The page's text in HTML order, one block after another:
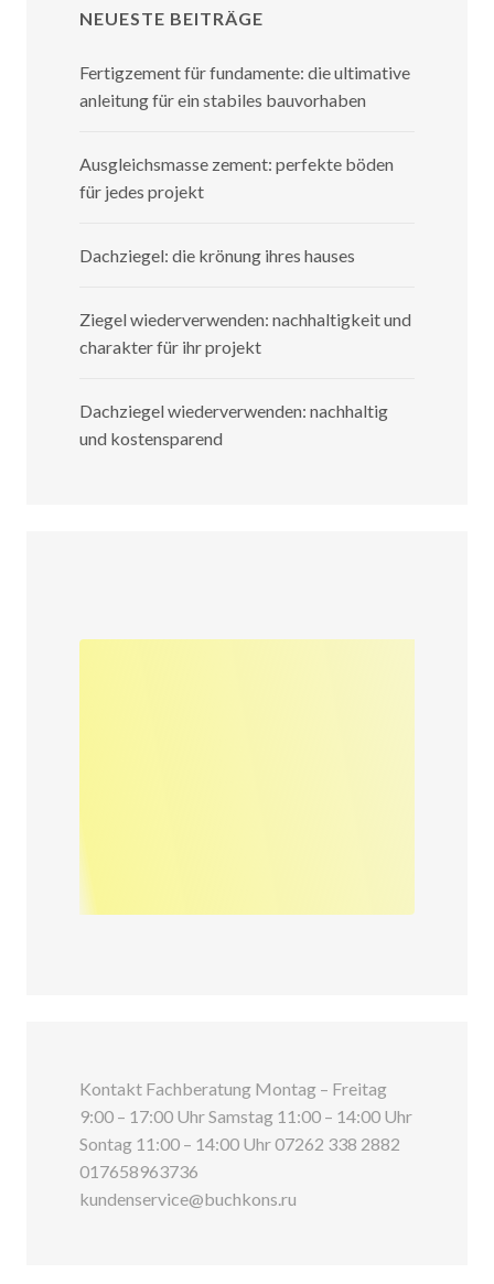
NEUESTE BEITRÄGE
Fertigzement für fundamente: die ultimative
anleitung für ein stabiles bauvorhaben
Ausgleichsmasse zement: perfekte böden
für jedes projekt
Dachziegel: die krönung ihres hauses
Ziegel wiederverwenden: nachhaltigkeit und
charakter für ihr projekt
Dachziegel wiederverwenden: nachhaltig
und kostensparend
Kontakt Fachberatung Montag – Freitag
9:00 – 17:00 Uhr Samstag 11:00 – 14:00 Uhr
Sontag 11:00 – 14:00 Uhr 07262 338 2882
017658963736
kundenservice@buchkons.ru